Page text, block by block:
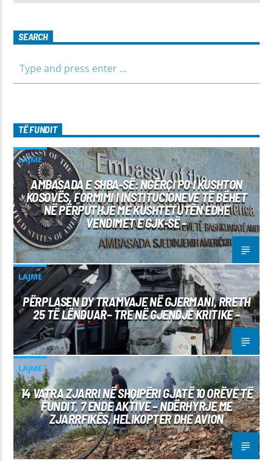
SEARCH
TË FUNDIT
LAJME
AMBASADA E SHBA-SË: NGËRÇI PO I KUSHTON
KOSOVËS, FORMIMI I INSTITUCIONEVE TË BËHET
NË PËRPUTHJE ME KUSHTETUTËN EDHE
VENDIMET E GJK-SË –
LAJME
PËRPLASEN DY TRAMVAJE NË GJERMANI, RRETH
25 TË LËNDUAR– TRE NË GJENDJE KRITIKE –
LAJME
14 VATRA ZJARRI NË SHQIPËRI GJATË 10 ORËVE TË
FUNDIT, 7 ENDE AKTIVE – NDËRHYRJE ME
ZJARRFIKËS, HELIKOPTER DHE AVION